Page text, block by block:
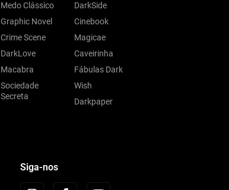
Medo Clássico
Graphic Novel
Crime Scene
DarkLove
Macabra
Sociedade
Secreta
DarkSide
Cinebook
Magicae
Caveirinha
Fábulas Dark
Wish
Darkpaper
Siga-nos